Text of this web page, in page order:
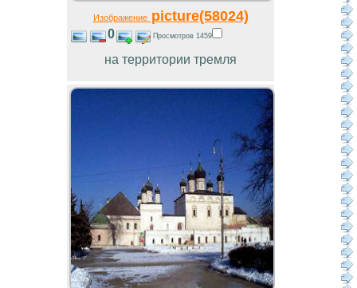
Изображениеpicture(58024)
0 Просмотров 1459
на территории тремля